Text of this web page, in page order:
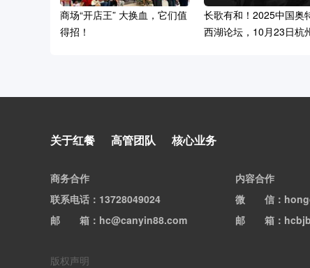
商场“开店王” 大换血，它们值
得招！
长歌有和！2025中国奥
西湖论坛，10月23日杭
包又杀回来了
关于红餐 高管团队 核心业务
商务合作
联系电话 ：13728049024
邮箱：hc@canyin88.com
内容合作
微信
：
邮箱
：
版权声明